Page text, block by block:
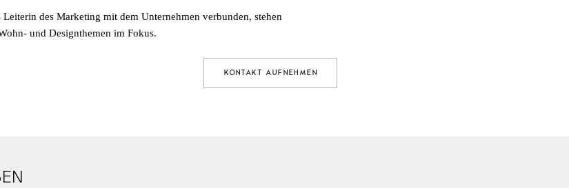
Leiterin des Marketing mit dem Unternehmen verbunden, stehen
und Designthemen im Fokus.
KONTAKT AUFNEHMEN